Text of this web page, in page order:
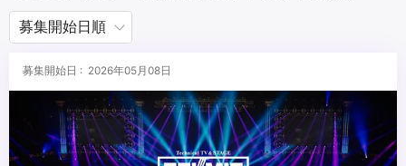
募集開始日 : 2026年05月08日